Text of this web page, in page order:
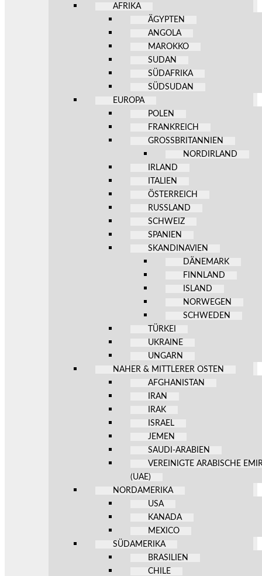
AFRIKA
ÄGYPTEN
ANGOLA
MAROKKO
SUDAN
SÜDAFRIKA
SÜDSUDAN
EUROPA
POLEN
FRANKREICH
GROSSBRITANNIEN
NORDIRLAND
IRLAND
ITALIEN
ÖSTERREICH
RUSSLAND
SCHWEIZ
SPANIEN
SKANDINAVIEN
DÄNEMARK
FINNLAND
ISLAND
NORWEGEN
SCHWEDEN
TÜRKEI
UKRAINE
UNGARN
NAHER & MITTLERER OSTEN
AFGHANISTAN
IRAN
IRAK
ISRAEL
JEMEN
SAUDI-ARABIEN
VEREINIGTE ARABISCHE
(UAE)
NORDAMERIKA
USA
KANADA
MEXICO
SÜDAMERIKA
BRASILIEN
CHILE